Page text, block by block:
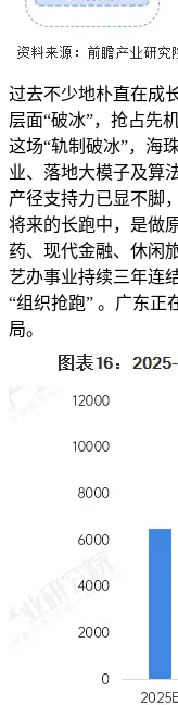
过去不少地朴直在成
层面“破冰”，抢占先
这场“轨制破冰”，海
业、落地大模子及算
产径支持力已显不脚
将来的长跑中，是做
药、现代金融、休闲
艺办事业持续三年连
“组织抢跑” 。广东正
局。